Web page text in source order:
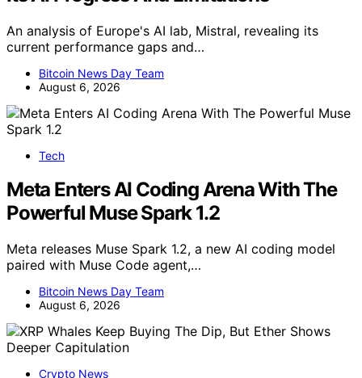
An analysis of Europe's AI lab, Mistral, revealing its
current performance gaps and…
Bitcoin News Day Team
August 6, 2026
Tech
Meta Enters AI Coding Arena With The
Powerful Muse Spark 1.2
Meta releases Muse Spark 1.2, a new AI coding model
paired with Muse Code agent,…
Bitcoin News Day Team
August 6, 2026
Crypto News